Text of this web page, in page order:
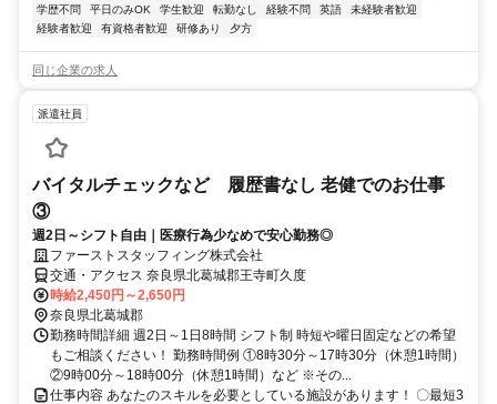
学歴不問
平日のみOK 学生歓迎 転勤なし 経験不問 英語
未経験者歓迎
経験者歓迎
有資格者歓迎 研修あり 夕方
同じ企業の求人
派遣社員
バイタルチェックなど 履歴書なし 老健でのお仕事
③
週2日～シフト自由｜医療行為少なめで安心勤務◎
ファーストスタッフィング株式会社
交通・アクセス 奈良県北葛城郡王寺町久度
時給2,450円～2,650円
奈良県北葛城郡
勤務時間詳細 週2日～1日8時間 シフト制 時短や曜日固定などの希望
もご相談ください！ 勤務時間例 ①8時30分～17時30分（休憩1時間）
②9時00分～18時00分（休憩1時間）など ※その...
仕事内容 あなたのスキルを必要としている施設があります！ 〇最短3